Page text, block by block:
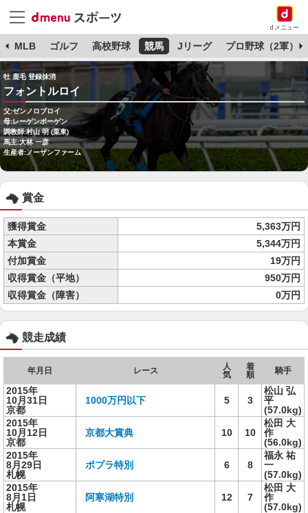
dメニュー
MLB ゴルフ 高校野球 競馬 Jリーグ プロ野球（2軍）
牡 鹿毛 登録抹消
フォントルロイ
父:ゼンノロブロイ
母:レーゲンボーゲン
調教師:村山 明 (栗東)
馬主:大林 一彦
生産者:ノーザンファーム
賞金
獲得賞金
5,363万円
本賞金
5,344万円
付加賞金
19万円
収得賞金（平地）
950万円
収得賞金（障害）
0万円
競走成績
年月日 レース
人
気
着
順
騎手
2015年
10月31日
京都
1000万円以下 5 3
松山 弘
平
(57.0kg)
2015年
10月12日
京都
京都大賞典 10 10
松田 大
作
(56.0kg)
2015年
8月29日
札幌
ポプラ特別 6 8
福永 祐
一
(57.0kg)
2015年
8月1日
札幌
阿寒湖特別 12 7
松田 大
作
(57.0kg)